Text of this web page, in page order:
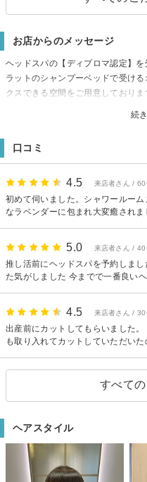
お店からのメッセージ
続
ヘッドスパの【ディプロマ認定】
ラットのシャンプーベッドで受け
クスできる空間をご用意しており
段）より地上に上がります。 2. 地
っているビルがありそこの７階です
【駐車場】なし ※近くに有料駐車
口コミ
4.5 来店者さん /
初めて伺いました。シャワールー
なラベンダーに包まれ大変癒され
5.0 来店者さん / 40
推し活前にヘッドスパを予約しま
た気がしました 今までで一番良い
4.5 来店者さん / 30
出産前にカットしてもらいました
も取り入れてカットしていただい
すべて
ヘアスタイル